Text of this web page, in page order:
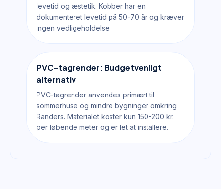
levetid og æstetik. Kobber har en
dokumenteret levetid på 50-70 år og kræver
ingen vedligeholdelse.
PVC-tagrender: Budgetvenligt
alternativ
PVC-tagrender anvendes primært til
sommerhuse og mindre bygninger omkring
Randers. Materialet koster kun 150-200 kr.
per løbende meter og er let at installere.